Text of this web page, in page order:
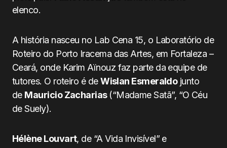
elenco.
A história nasceu no Lab Cena 15, o Laboratório de
Roteiro do Porto Iracema das Artes, em Fortaleza –
Ceará, onde Karim Aïnouz faz parte da equipe de
tutores. O roteiro é deWislan Esmeraldojunto
de Mauricio Zacharias (“Madame Satã”, “O Céu
de Suely).
Hélène Louvart, de “A Vida Invisível” e